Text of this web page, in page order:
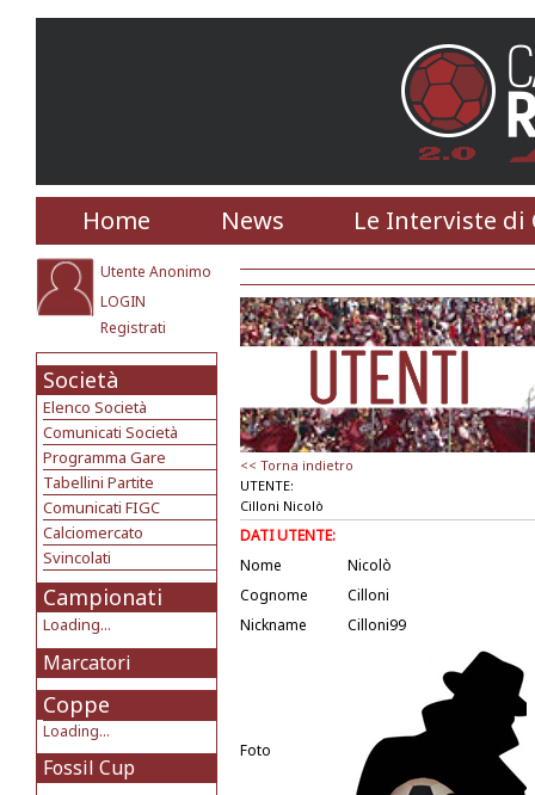
Home News Le Interviste di
Utente Anonimo
LOGIN
Registrati
Società
Elenco Società
Comunicati Società
Programma Gare
Tabellini Partite
Comunicati FIGC
Calciomercato
Svincolati
Campionati
Loading...
Marcatori
Coppe
Loading...
Fossil Cup
<< Torna indietro
UTENTE:
Cilloni Nicolò
DATI UTENTE:
Nome
Nicolò
Cognome
Cilloni
Nickname
Cilloni99
Foto